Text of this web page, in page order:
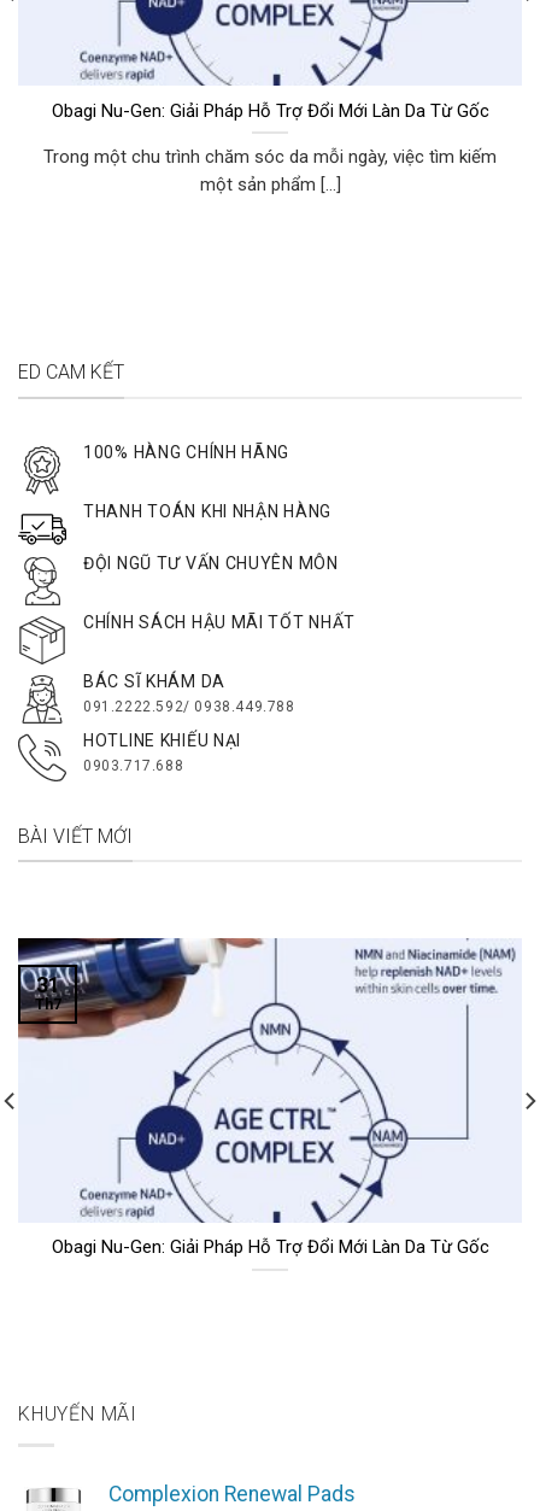
Obagi Nu-Gen: Giải Pháp Hỗ Trợ Đổi Mới Làn Da Từ Gốc
Trong một chu trình chăm sóc da mỗi ngày, việc tìm kiếm
một sản phẩm [...]
ED CAM KẾT
100% HÀNG CHÍNH HÃNG
THANH TOÁN KHI NHẬN HÀNG
ĐỘI NGŨ TƯ VẤN CHUYÊN MÔN
CHÍNH SÁCH HẬU MÃI TỐT NHẤT
BÁC SĨ KHÁM DA
091.2222.592/ 0938.449.788
HOTLINE KHIẾU NẠI
0903.717.688
BÀI VIẾT MỚI
Obagi Nu-Gen: Giải Pháp Hỗ Trợ Đổi Mới Làn Da Từ Gốc
31
Th7
KHUYẾN MÃI
Complexion Renewal Pads